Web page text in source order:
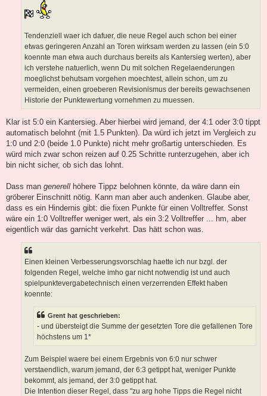
Tendenziell waer ich dafuer, die neue Regel auch schon bei einer
etwas geringeren Anzahl an Toren wirksam werden zu lassen (ein 5:0
koennte man etwa auch durchaus bereits als Kantersieg werten), aber
ich verstehe natuerlich, wenn Du mit solchen Regelaenderungen
moeglichst behutsam vorgehen moechtest, allein schon, um zu
vermeiden, einen groeberen Revisionismus der bereits gewachsenen
Historie der Punktewertung vornehmen zu muessen.
Klar ist 5:0 ein Kantersieg. Aber hierbei wird jemand, der 4:1 oder 3:0 tippt
automatisch belohnt (mit 1.5 Punkten). Da würd ich jetzt im Vergleich zu
1:0 und 2:0 (beide 1.0 Punkte) nicht mehr großartig unterschieden. Es
würd mich zwar schon reizen auf 0.25 Schritte runterzugehen, aber ich
bin nicht sicher, ob sich das lohnt.
Dass man generell höhere Tippz belohnen könnte, da wäre dann ein
gröberer Einschnitt nötig. Kann man aber auch andenken. Glaube aber,
dass es ein Hindernis gibt: die fixen Punkte für einen Volltreffer. Sonst
wäre ein 1:0 Volltreffer weniger wert, als ein 3:2 Volltreffer ... hm, aber
eigentlich wär das garnicht verkehrt. Das hätt schon was.
Einen kleinen Verbesserungsvorschlag haette ich nur bzgl. der
folgenden Regel, welche imho gar nicht notwendig ist und auch
spielpunktevergabetechnisch einen verzerrenden Effekt haben
koennte:
Grent hat geschrieben:
- und übersteigt die Summe der gesetzten Tore die gefallenen Tore
höchstens um 1*
Zum Beispiel waere bei einem Ergebnis von 6:0 nur schwer
verstaendlich, warum jemand, der 6:3 getippt hat, weniger Punkte
bekommt, als jemand, der 3:0 getippt hat.
Die Intention dieser Regel, dass "zu arg hohe Tipps die Regel nicht